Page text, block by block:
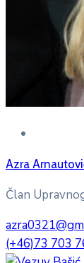
Azra
Član
(+46)73 703